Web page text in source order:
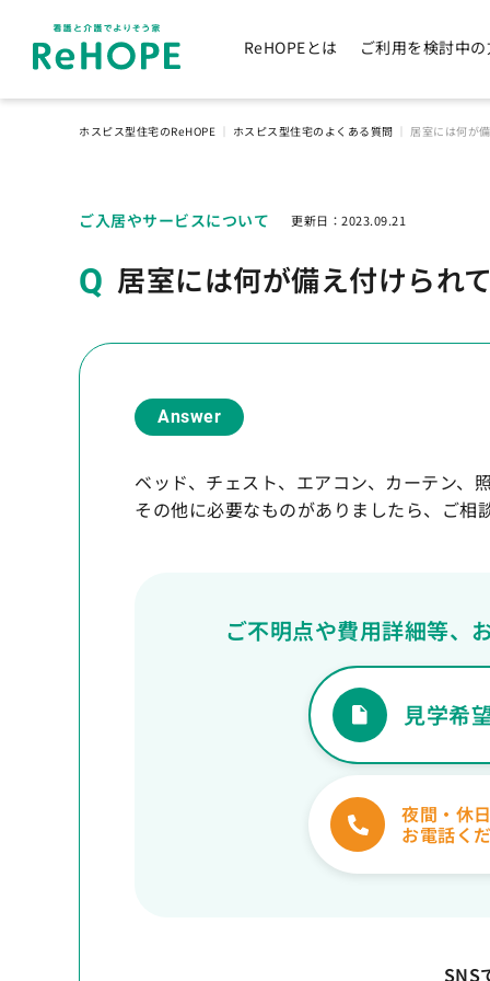
ReHOPEとは ご利用を検討中
ホスピス型住宅のReHOPE ホスピス型住宅のよくある質問 居室には何が
ご入居やサービスについて 更新日： 2023.09.21
居室には何が備え付けられ
Answer
ベッド、チェスト、エアコン、カーテン、
その他に必要なものがありましたら、ご相
ご不明点や費用詳細等、
見学希
夜間・休
お電話く
SNS